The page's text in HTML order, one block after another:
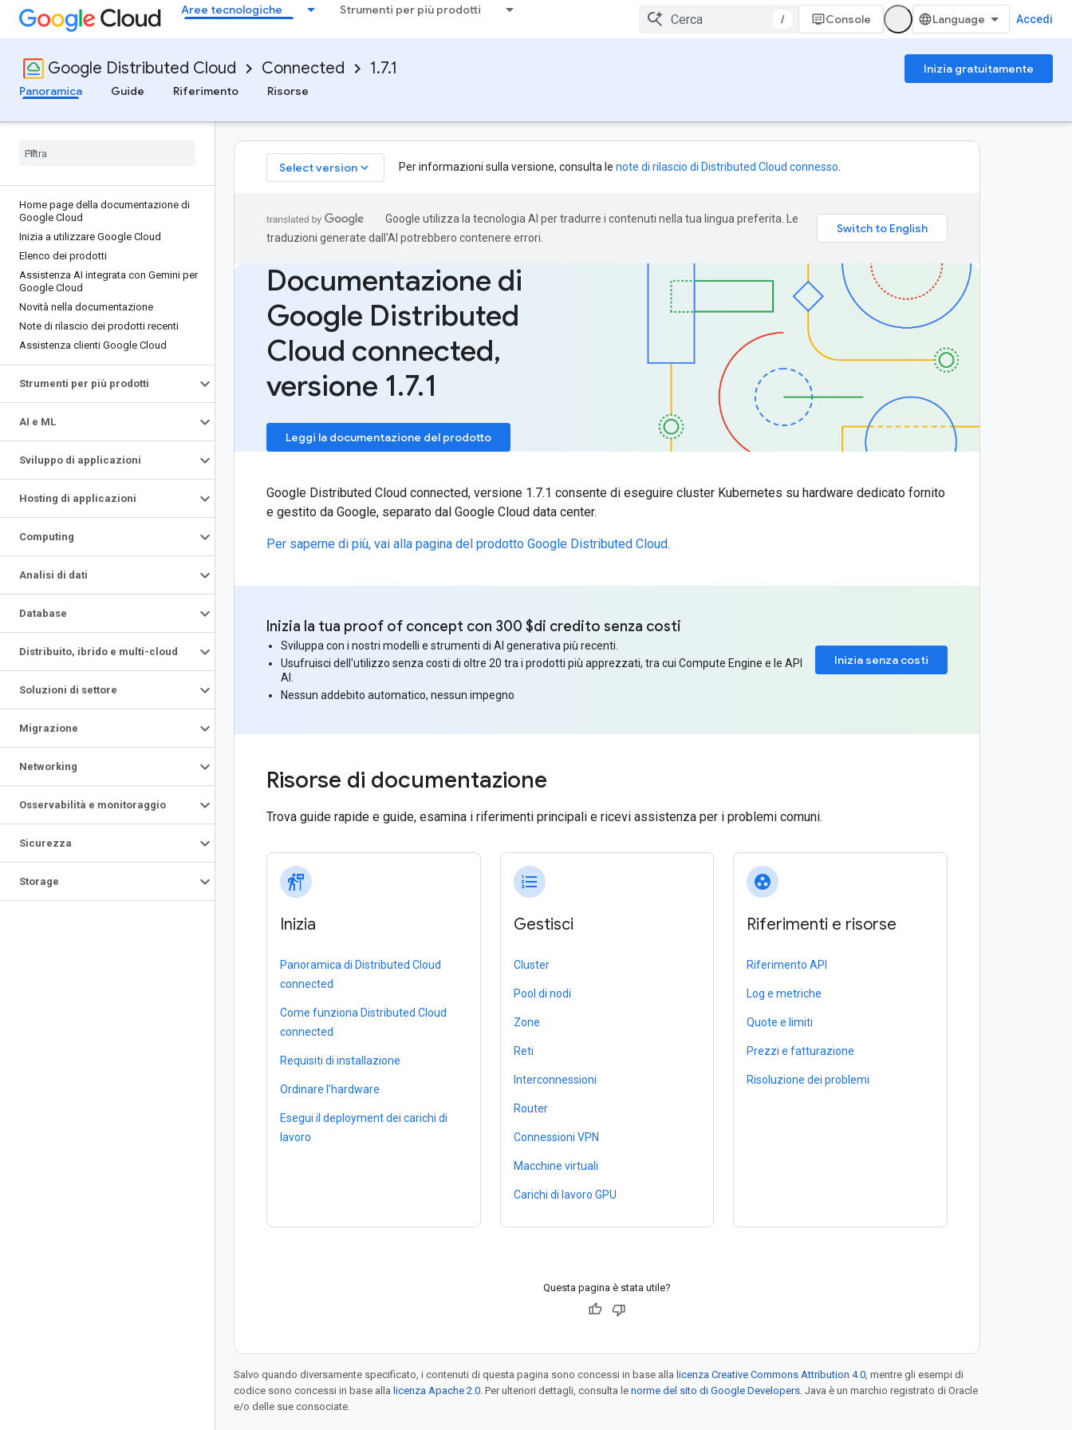
Aree tecnologiche Strumenti per più prodotti
/ Console Accedi
Google Distributed Cloud Connected 1.7.1
Inizia gratuitamente
Panoramica
Guide Riferimento Risorse
Home page della documentazione di
Google Cloud
Inizia a utilizzare Google Cloud
Elenco dei prodotti
Assistenza AI integrata con Gemini per
Google Cloud
Novità nella documentazione
Note di rilascio dei prodotti recenti
Assistenza clienti Google Cloud
Strumenti per più prodotti
AI e ML
Sviluppo di applicazioni
Hosting di applicazioni
Computing
Analisi di dati
Database
Distribuito, ibrido e multi-cloud
Soluzioni di settore
Migrazione
Networking
Osservabilità e monitoraggio
Sicurezza
Storage
Select version keyboard_arrow_down Per informazioni sulla versione, consulta le note di rilascio di Distributed Cloud connesso
Google utilizza la tecnologia AI per tradurre i contenuti nella tua lingua preferita. Le
traduzioni generate dall'AI potrebbero contenere errori.
Documentazione di
Google Distributed
Cloud connected,
versione 1.7.1
Leggi la documentazione del prodotto
Google Distributed Cloud connected, versione 1.7.1 consente di eseguire cluster Kubernetes su hardware dedicato fornito
e gestito da Google, separato dal Google Cloud data center.
Per saperne di più, vai alla pagina del prodotto Google Distributed Cloud.
Inizia senza costi
Inizia la tua proof of concept con 300 $di credito senza costi
Sviluppa con i nostri modelli e strumenti di AI generativa più recenti.
Usufruisci dell'utilizzo senza costi di oltre 20 tra i prodotti più apprezzati, tra cui Compute Engine e le API
AI.
Nessun addebito automatico, nessun impegno
Risorse di documentazione
Trova guide rapide e guide, esamina i riferimenti principali e ricevi assistenza per i problemi comuni.
follow_the_signs
Inizia
Panoramica di Distributed Cloud
connected
Come funziona Distributed Cloud
connected
Requisiti di installazione
Ordinare l'hardware
Esegui il deployment dei carichi di
lavoro
format_list_numbered
Gestisci
Cluster
Pool di nodi
Zone
Reti
Interconnessioni
Router
Connessioni VPN
Macchine virtuali
Carichi di lavoro GPU
group_work
Riferimenti e risorse
Riferimento API
Log e metriche
Quote e limiti
Prezzi e fatturazione
Risoluzione dei problemi
Questa pagina è stata utile?
Salvo quando diversamente specificato, i contenuti di questa pagina sono concessi in base alla licenza Creative Commons Attribution 4.0, mentre gli esempi di
codice sono concessi in base alla licenza Apache 2.0. Per ulteriori dettagli, consulta le norme del sito di Google Developers. Java è un marchio registrato di Oracle
e/o delle sue consociate.